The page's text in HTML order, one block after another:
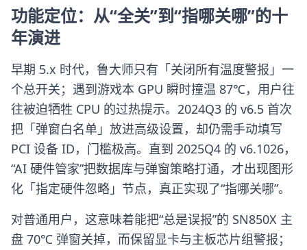
功能定位：从“全关”到“指哪关哪”的十
年演进
早期 5.x 时代，鲁大师只有「关闭所有温度警报」一
个总开关；遇到游戏本 GPU 瞬时撞温 87℃，用户往
往被迫牺牲 CPU 的过热提示。2024Q3 的 v6.5 首次
把「弹窗白名单」放进高级设置，却仍需手动填写
PCI 设备 ID，门槛极高。直到 2025Q4 的 v6.1026，
“AI 硬件管家”把数据库与弹窗策略打通，才出现图形
化「指定硬件忽略」节点，真正实现了“指哪关哪”。
对普通用户，这意味着能把“总是误报”的 SN850X 主
盘 70℃ 弹窗关掉，而保留显卡与主板芯片组警报；